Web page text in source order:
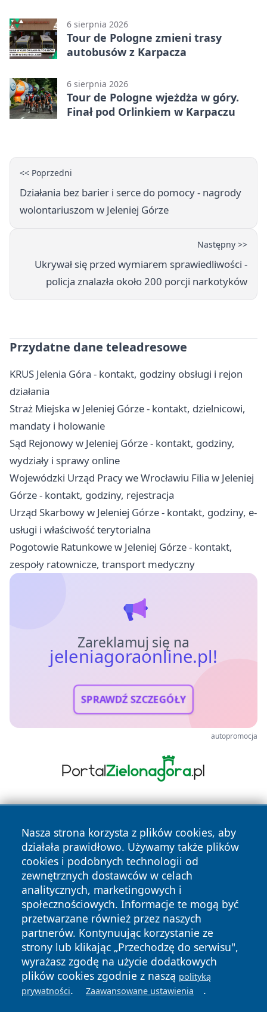
6 sierpnia 2026
Tour de Pologne zmieni trasy
autobusów z Karpacza
6 sierpnia 2026
Tour de Pologne wjeżdża w góry.
Finał pod Orlinkiem w Karpaczu
<< Poprzedni
Działania bez barier i serce do pomocy - nagrody
wolontariuszom w Jeleniej Górze
Następny >>
Ukrywał się przed wymiarem sprawiedliwości -
policja znalazła około 200 porcji narkotyków
Przydatne dane teleadresowe
KRUS Jelenia Góra - kontakt, godziny obsługi i rejon
działania
Straż Miejska w Jeleniej Górze - kontakt, dzielnicowi,
mandaty i holowanie
Sąd Rejonowy w Jeleniej Górze - kontakt, godziny,
wydziały i sprawy online
Wojewódzki Urząd Pracy we Wrocławiu Filia w Jeleniej
Górze - kontakt, godziny, rejestracja
Urząd Skarbowy w Jeleniej Górze - kontakt, godziny, e-
usługi i właściwość terytorialna
Pogotowie Ratunkowe w Jeleniej Górze - kontakt,
zespoły ratownicze, transport medyczny
Zareklamuj się na
jeleniagoraonline.pl!
SPRAWDŹ SZCZEGÓŁY
autopromocja
Nasza strona korzysta z plików cookies, aby
działała prawidłowo. Używamy także plików
cookies i podobnych technologii od
zewnętrznych dostawców w celach
analitycznych, marketingowych i
społecznościowych. Informacje te mogą być
przetwarzane również przez naszych
partnerów. Kontynuując korzystanie ze
strony lub klikając „Przechodzę do serwisu",
wyrażasz zgodę na użycie dodatkowych
plików cookies zgodnie z naszą polityką
prywatności. Zaawansowane ustawienia .
Copyright © 2026 jeleniagoraonline.pl Wszystkie prawa
zastrzeżone.
News Autorzy
Polityka
Prywatności
Polityka
Cookies